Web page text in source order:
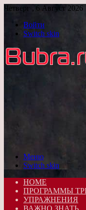
Четверг , 6 Август 2026
Войти
Switch skin
Меню
Switch skin
HOME
ПРОГРАММЫ
УПРАЖНЕНИЯ
ВАЖНО ЗНАТЬ